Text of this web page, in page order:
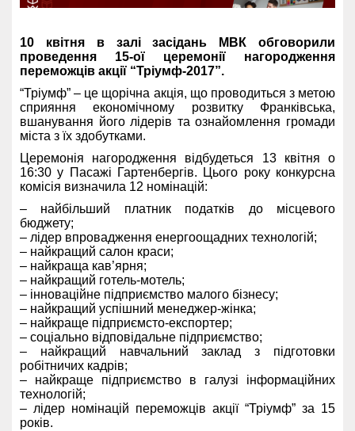
10 квітня в залі засідань МВК обговорили
проведення 15-ої церемонії нагородження
переможців акції “Тріумф-2017”.
“Тріумф” – це щорічна акція, що проводиться з метою
сприяння економічному розвитку Франківська,
вшанування його лідерів та ознайомлення громади
міста з їх здобутками.
Церемонія нагородження відбудеться 13 квітня о
16:30 у Пасажі Гартенбергів. Цього року конкурсна
комісія визначила 12 номінацій:
– найбільший платник податків до місцевого
бюджету;
– лідер впровадження енергоощадних технологій;
– найкращий салон краси;
– найкраща кав’ярня;
– найкращий готель-мотель;
– інноваційне підприємство малого бізнесу;
– найкращий успішний менеджер-жінка;
– найкраще підприємсто-експортер;
– соціально відповідальне підприємство;
– найкращий навчальний заклад з підготовки
робітничих кадрів;
– найкраще підприємство в галузі інформаційних
технологій;
– лідер номінацій переможців акції “Тріумф” за 15
років.